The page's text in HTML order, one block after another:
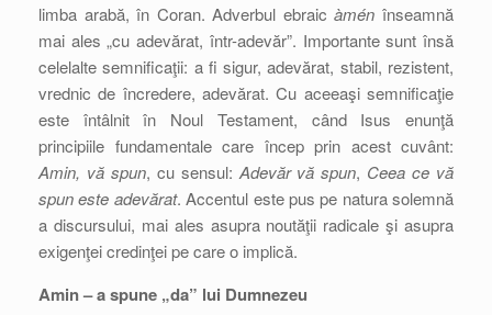
limba arabă, în Coran. Adverbul ebraicàmén înseamnă
mai ales „cu adevărat, într-adevăr”. Importante sunt însă
celelalte semnificaţii: a fi sigur, adevărat, stabil, rezistent,
vrednic de încredere, adevărat. Cu aceeaşi semnificaţie
este întâlnit în Noul Testament, când Isus enunţă
principiile fundamentale care încep prin acest cuvânt:
Amin, vă spun, cu sensul: Adevăr vă spun, Ceea ce vă
spun este adevărat. Accentul este pus pe natura solemnă
a discursului, mai ales asupra noutăţii radicale şi asupra
exigenţei credinţei pe care o implică.
Amin – a spune „da” lui Dumnezeu